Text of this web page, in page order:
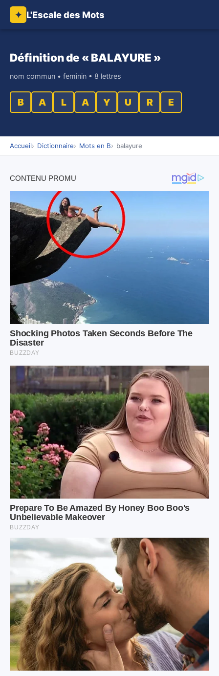
✦ L'Escale des Mots
Définition de « BALAYURE »
nom commun • feminin • 8 lettres
B A L A Y U R E
Accueil Dictionnaire Mots en B balayure